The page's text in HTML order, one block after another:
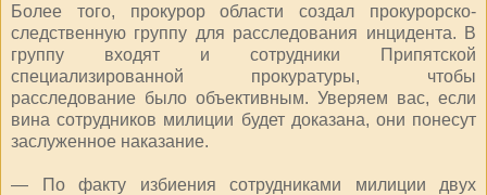
Более того, прокурор области создал прокурорско-
следственную группу для расследования инцидента. В
группу входят и сотрудники Припятской
специализированной прокуратуры, чтобы
расследование было объективным. Уверяем вас, если
вина сотрудников милиции будет доказана, они понесут
заслуженное наказание.
— По факту избиения сотрудниками милиции двух